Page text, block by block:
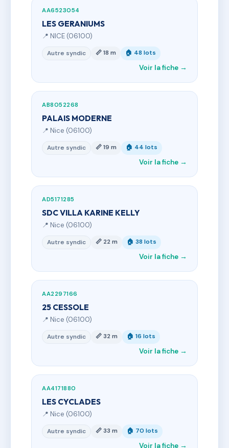
AA6523054
LES GERANIUMS
📍 NICE (06100)
Autre syndic 📏 18 m 🏠 48 lots
Voir la fiche →
AB8052268
PALAIS MODERNE
📍 Nice (06100)
Autre syndic 📏 19 m 🏠 44 lots
Voir la fiche →
AD5171285
SDC VILLA KARINE KELLY
📍 Nice (06100)
Autre syndic 📏 22 m 🏠 38 lots
Voir la fiche →
AA2297166
25 CESSOLE
📍 Nice (06100)
Autre syndic 📏 32 m 🏠 16 lots
Voir la fiche →
AA4171880
LES CYCLADES
📍 Nice (06100)
Autre syndic 📏 33 m 🏠 70 lots
Voir la fiche →